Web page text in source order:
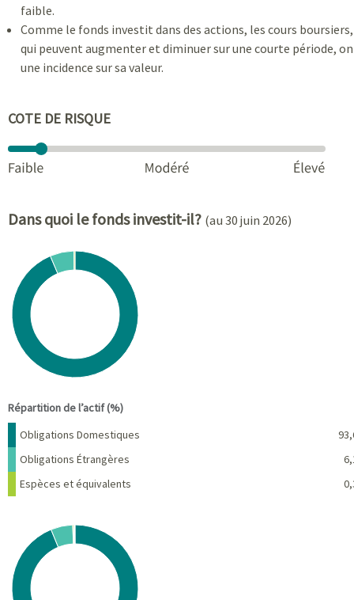
faible.
Comme le fonds investit dans des actions, les cours boursiers,
qui peuvent augmenter et diminuer sur une courte période,
une incidence sur sa valeur.
COTE DE RISQUE
Dans quoi le fonds investit-il? (au 30 juin 2026)
Chart
Pie chart with 3 slices.
View as data table, Chart
Répartition de l’actif (%)
Nom Pourcentage
Obligations Domestiques
Obligations Étrangères
Espèces et équivalents
Chart
Pie chart with 6 slices.
View as data table, Chart